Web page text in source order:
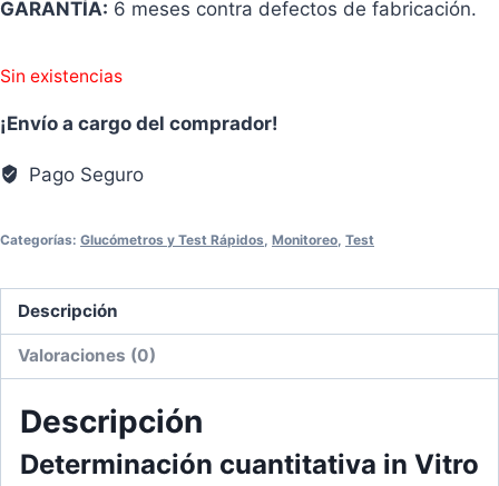
GARANTÍA: 6 meses contra defectos de fabricación.
Sin existencias
¡Envío a cargo del comprador!
Pago Seguro
Categorías: Glucómetros y Test Rápidos, Monitoreo, Test
Descripción
Valoraciones (0)
Descripción
Determinación cuantitativa in Vitro